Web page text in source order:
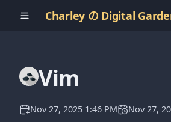
Charley の Digital
Vim
Nov 27, 2025 1:46 PM Nov 27,